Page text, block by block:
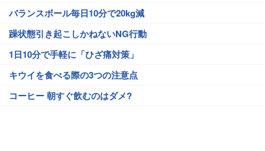
バランスボール毎日10分で20kg減
躁状態引き起こしかねないNG行動
1日10分で手軽に「ひざ痛対策」
キウイを食べる際の3つの注意点
コーヒー 朝すぐ飲むのはダメ?